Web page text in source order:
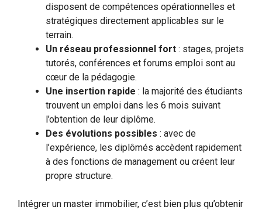
disposent de compétences opérationnelles et
stratégiques directement applicables sur le
terrain.
Un réseau professionnel fort : stages, projets
tutorés, conférences et forums emploi sont au
cœur de la pédagogie.
Une insertion rapide : la majorité des étudiants
trouvent un emploi dans les 6 mois suivant
l’obtention de leur diplôme.
Des évolutions possibles : avec de
l’expérience, les diplômés accèdent rapidement
à des fonctions de management ou créent leur
propre structure.
Intégrer un master immobilier, c’est bien plus qu’obtenir